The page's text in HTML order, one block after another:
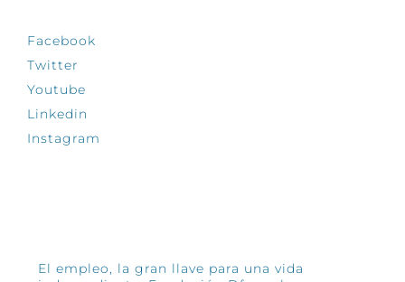
Facebook
Twitter
Youtube
Linkedin
Instagram
El empleo, la gran llave para una vida